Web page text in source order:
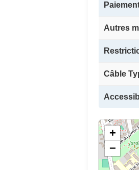
Autres
Câble
+
−